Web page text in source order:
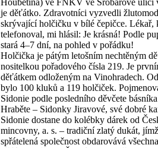
Houbětína) ve FNKV ve Šrobárově ulici
je děťátko. Zdravotníci vyzvedli
skrývající holčičku v bílé čepičce. Lékař,
telefonoval, mi hlásil: Je krásná! Podle
stará 4–7 dní, na pohled v pořádku!
Holčička je pátým letošním nechtěným
nositelkou pořadového čísla 219. Je
děťátkem odloženým na Vinohradech.
bylo 100 kluků a 119 holčiček.
Sidonie podle posledního děvčete
Hraběte – Sidonky Jiravové, své dobré
Sidonie dostane do kolébky dárek od
mincovny, a. s. – tradiční zlatý dukát,
spřátelená společnost obdarovává